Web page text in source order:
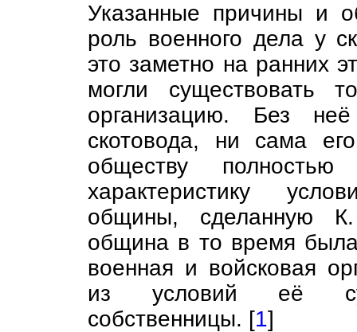
Указанные причины и
роль военного дела у
это заметно на ранних
могли существовать
организацию. Без
скотовода, ни сама
обществу
характеристику
общины, сделанную
община в то время была
военная и войсковая
из условий её
собственницы. [1]